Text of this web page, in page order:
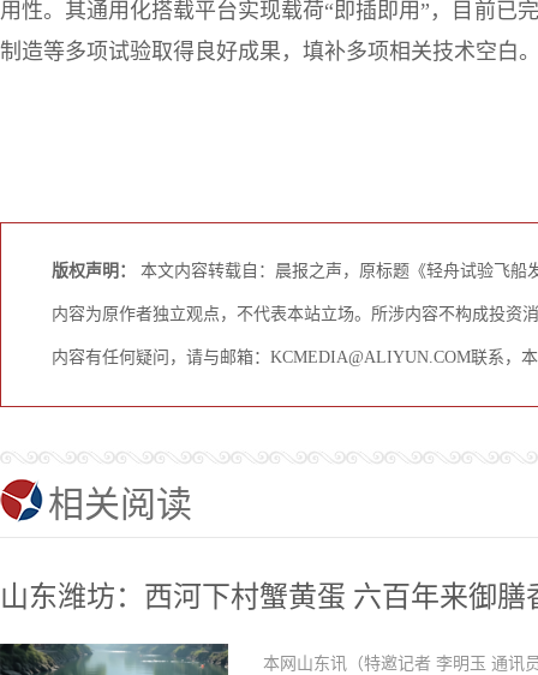
用性。其通用化搭载平台实现载荷“即插即用”，目前已
制造等多项试验取得良好成果，填补多项相关技术空白
版权声明： 本文内容转载自：晨报之声，原标题《轻舟试验飞
内容为原作者独立观点，不代表本站立场。所涉内容不构成投资
内容有任何疑问，请与邮箱：KCMEDIA@ALIYUN.COM联系，
相关阅读
山东潍坊：西河下村蟹黄蛋 六百年来御膳
本网山东讯（特邀记者 李明玉 通讯